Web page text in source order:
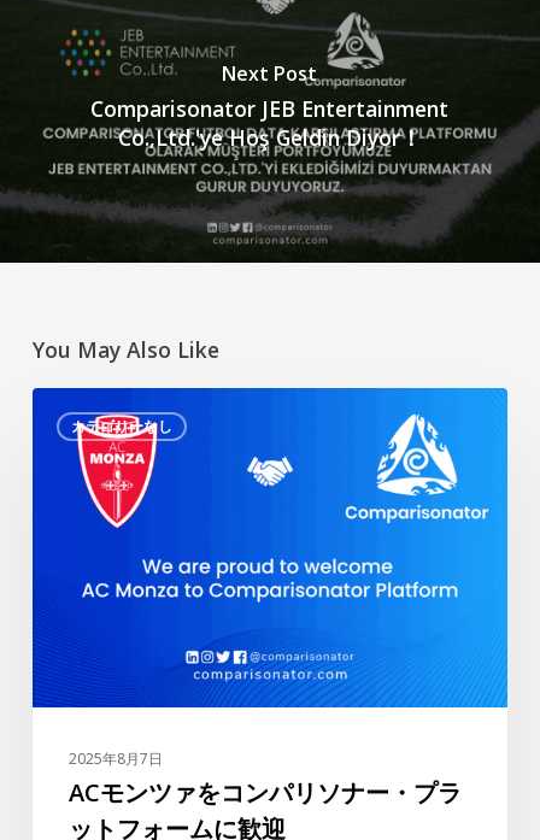
Next Post
Comparisonator JEB Entertainment
Co.,Ltd.'ye Hoş Geldin Diyor！
You May Also Like
カテゴリーなし
コ
ン
パ
リ
2025年8月7日
ACモンツァをコンパリソナー・プラ
ットフォームに歓迎